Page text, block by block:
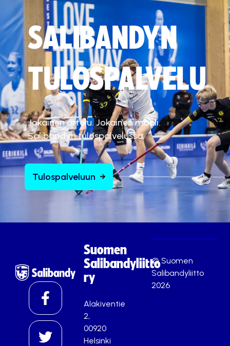
SALIBANDYN
TULOSPALVELU
Jokainen ottelu. Jokainen maali.
Salibandyn tulospalvelussa.
Tulospalveluun
Suomen
Salibandyliitto
ry
Alakiventie
2,
00920
Helsinki
© Suomen
Salibandyliitto
2026